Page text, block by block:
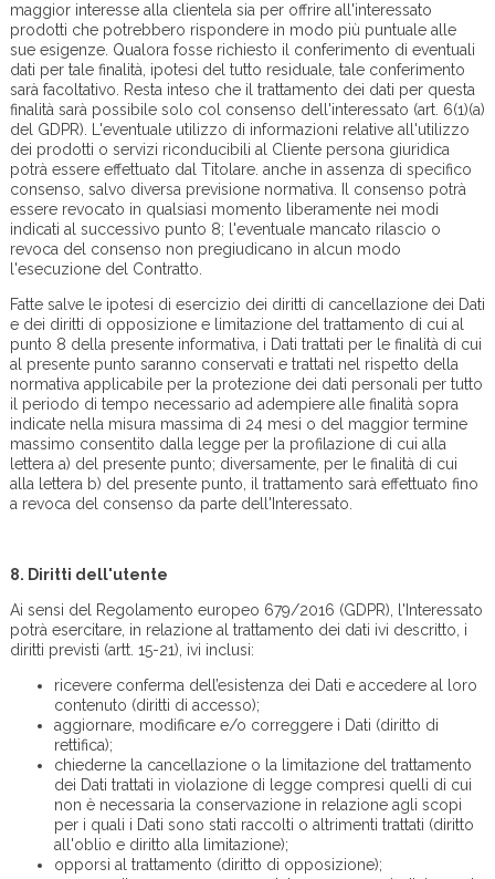
maggior interesse alla clientela sia per offrire all'interessato
prodotti che potrebbero rispondere in modo più puntuale alle
sue esigenze. Qualora fosse richiesto il conferimento di eventuali
dati per tale finalità, ipotesi del tutto residuale, tale conferimento
sarà facoltativo. Resta inteso che il trattamento dei dati per questa
finalità sarà possibile solo col consenso dell'interessato (art. 6(1)(a)
del GDPR). L'eventuale utilizzo di informazioni relative all'utilizzo
dei prodotti o servizi riconducibili al Cliente persona giuridica
potrà essere effettuato dal Titolare. anche in assenza di specifico
consenso, salvo diversa previsione normativa. Il consenso potrà
essere revocato in qualsiasi momento liberamente nei modi
indicati al successivo punto 8; l'eventuale mancato rilascio o
revoca del consenso non pregiudicano in alcun modo
l'esecuzione del Contratto.
Fatte salve le ipotesi di esercizio dei diritti di cancellazione dei Dati
e dei diritti di opposizione e limitazione del trattamento di cui al
punto 8 della presente informativa, i Dati trattati per le finalità di cui
al presente punto saranno conservati e trattati nel rispetto della
normativa applicabile per la protezione dei dati personali per tutto
il periodo di tempo necessario ad adempiere alle finalità sopra
indicate nella misura massima di 24 mesi o del maggior termine
massimo consentito dalla legge per la profilazione di cui alla
lettera a) del presente punto; diversamente, per le finalità di cui
alla lettera b) del presente punto, il trattamento sarà effettuato fino
a revoca del consenso da parte dell'Interessato.
8. Diritti dell'utente
Ai sensi del Regolamento europeo 679/2016 (GDPR), l'Interessato
potrà esercitare, in relazione al trattamento dei dati ivi descritto, i
diritti previsti (artt. 15-21), ivi inclusi:
ricevere conferma dell’esistenza dei Dati e accedere al loro
contenuto (diritti di accesso);
aggiornare, modificare e/o correggere i Dati (diritto di
rettifica);
chiederne la cancellazione o la limitazione del trattamento
dei Dati trattati in violazione di legge compresi quelli di cui
non è necessaria la conservazione in relazione agli scopi
per i quali i Dati sono stati raccolti o altrimenti trattati (diritto
all'oblio e diritto alla limitazione);
opporsi al trattamento (diritto di opposizione);